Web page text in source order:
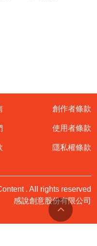
創作者條款
使用者條款
隱私權條款
. All rights reserved
感說創意股份有限公司